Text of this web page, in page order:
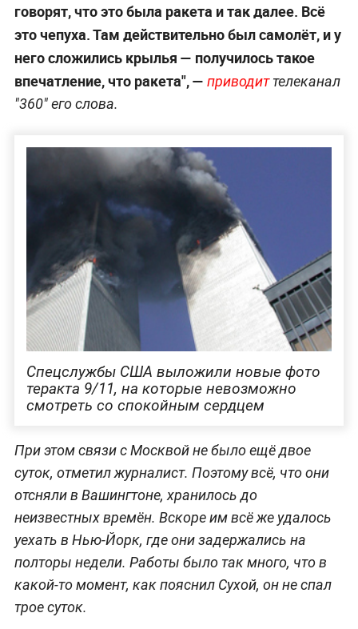
говорят, что это была ракета и так далее. Всё
это чепуха. Там действительно был самолёт, и у
него сложились крылья — получилось такое
впечатление, что ракета", — приводиттелеканал
"360" его слова.
Спецслужбы США выложили новые фото
теракта 9/11, на которые невозможно
смотреть со спокойным сердцем
При этом связи с Москвой не было ещё двое
суток, отметил журналист. Поэтому всё, что они
отсняли в Вашингтоне, хранилось до
неизвестных времён. Вскоре им всё же удалось
уехать в Нью-Йорк, где они задержались на
полторы недели. Работы было так много, что в
какой-то момент, как пояснил Сухой, он не спал
трое суток.